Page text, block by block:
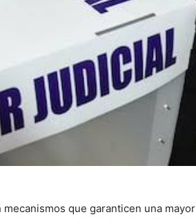
que garanticen una mayor